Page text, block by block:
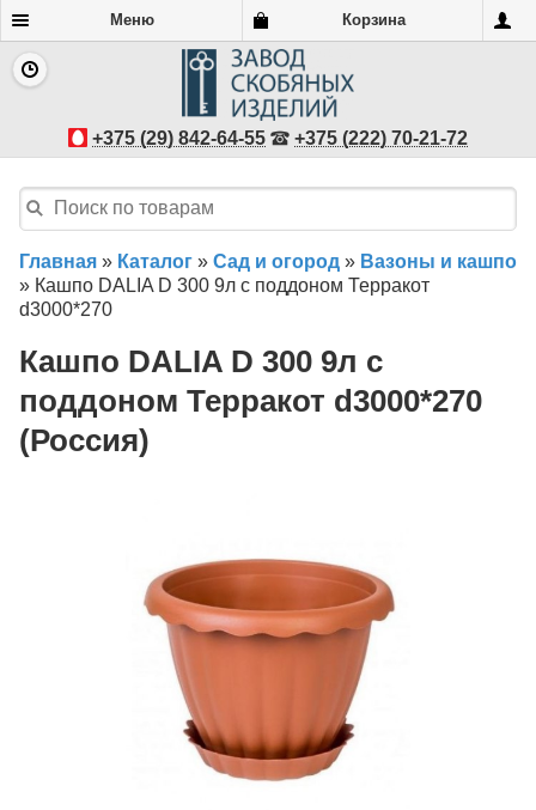
Меню Корзина
+375 (29) 842-64-55 +375 (222) 70-21-72
Главная » Каталог » Сад и огород » Вазоны и кашпо
» Кашпо DALIA D 300 9л с поддоном Терракот
d3000*270
Кашпо DALIA D 300 9л с
поддоном Терракот d3000*270
(Россия)